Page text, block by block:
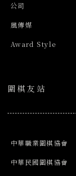
公司
風傳媒
Award Style
圍棋友站
中華職業圍棋協會
中華民國圍棋協會